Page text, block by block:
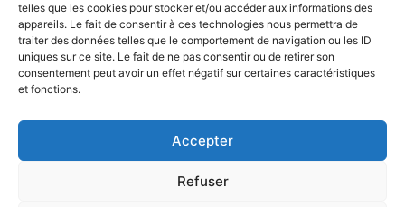
telles que les cookies pour stocker et/ou accéder aux informations des
appareils. Le fait de consentir à ces technologies nous permettra de
traiter des données telles que le comportement de navigation ou les ID
uniques sur ce site. Le fait de ne pas consentir ou de retirer son
consentement peut avoir un effet négatif sur certaines caractéristiques
et fonctions.
Accepter
Refuser
Mon compte
Nous contacter
Mode paiement
Nos services
Politique de confidentialité
Politique de cookies (UE)